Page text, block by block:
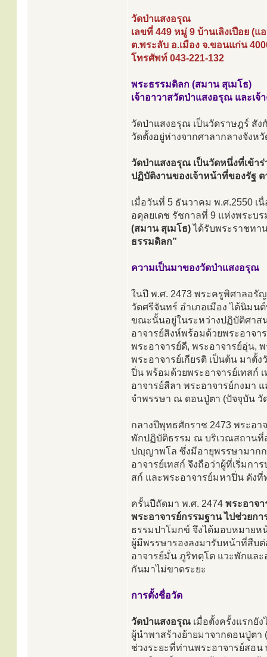
วัดป่าแสงอรุณ
เลขที่ 449 หมู่ 9 บ้านเลิงเปือย (แ
ต.พระลับ อ.เมือง จ.ขอนแก่น
โทรศัพท์ 043-221-132
พระธรรมดิลก (สมาน สุเมโธ)
เจ้าอาวาสวัดป่าแสงอรุณ และเ
วัดป่าแสงอรุณ เป็นวัดราษฎร์ สั
วัดตั้งอยู่ห่างจากศาลากลางจัง
วัดป่าแสงอรุณ เป็นวัดหนึ่งที่เข้า
ปฏิบัติงานของเจ้าหน้าที่ของรัฐ
เมื่อวันที่ 5 ธันวาคม พ.ศ.2550
อดุลยเดช รัชกาลที่ 9 แห่งพระบ
(สมาน สุเมโธ)ได้รับพระราชท
ธรรมดิลก”
ความเป็นมาของวัดป่าแสงอรุณ
ในปี พ.ศ. 2473 พระครูพิศาลอรั
วัดศรีจันทร์ อำเภอเมือง ได้นิม
ขณะนั้นอยู่ในระหว่างปฏิบัติศาส
อาจารย์สิงห์พร้อมด้วยพระอาจา
พระอาจารย์ดี, พระอาจารย์อุ่น,
พระอาจารย์เกียรติ เป็นต้น มาตั้
ปิ่น พร้อมด้วยพระอาจารย์เทสก์
อาจารย์สีลา พระอาจารย์กงมา
จำพรรษา ณ ดอนปู่ตา (ปัจจุบัน วั
กลางปีพุทธศักราช 2473 พระอา
พักปฏิบัติธรรม ณ บริเวณสถานที่
ปญฺญาพโล ซึ่งมีอายุพรรษามาก
อาจารย์เทสก์ จึงถือว่าผู้ที่เริ่มกา
สก์ และพระอาจารย์มหาปิ่น ดังที่
ครั้นปีถัดมา พ.ศ. 2474 พระอาจ
พระอาจารย์กรรมฐาน ไปช่วยก
ธรรมปาโมกข์ จึงได้มอบหมายห
ผู้มีพรรษารองลงมารับหน้าที่สืบ
อาจารย์มั่น ภูริทตฺโต แวะพักแล
กันมาไม่ขาดระยะ
การตั้งชื่อวัด
วัดป่าแสงอรุณ เมื่อตั้งครั้งแรกยั
ผู้นำพาสร้างย้ายมาจากดอนปู่ต
ช่วงระยะที่ท่านพระอาจารย์สอน